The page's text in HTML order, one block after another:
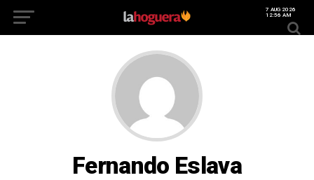
7 AUG 2026
12:56 AM
Fernando Eslava